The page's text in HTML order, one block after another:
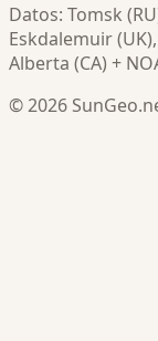
Datos: Tomsk
Eskdalemuir
Alberta (CA) +
© 2026